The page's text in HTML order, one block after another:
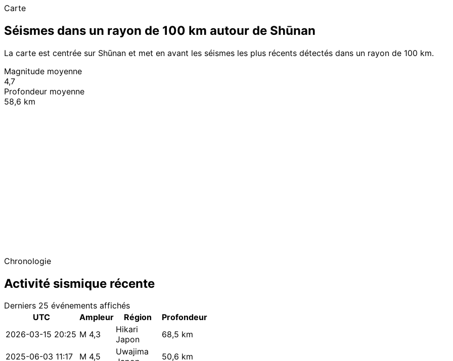
Carte
Séismes dans un rayon de 100 km autour de Shūnan
La carte est centrée sur Shūnan et met en avant les séismes les plus récents détectés dans un rayon de 100 km.
Magnitude moyenne
4,7
Profondeur moyenne
58,6 km
Chronologie
Activité sismique récente
Derniers 25 événements affichés
UTC
Ampleur Région
Profondeur
2026-03-15 20:25 M 4,3
Hikari
Japon
68,5 km
2025-06-03 11:17 M 4,5
Uwajima
50,6 km